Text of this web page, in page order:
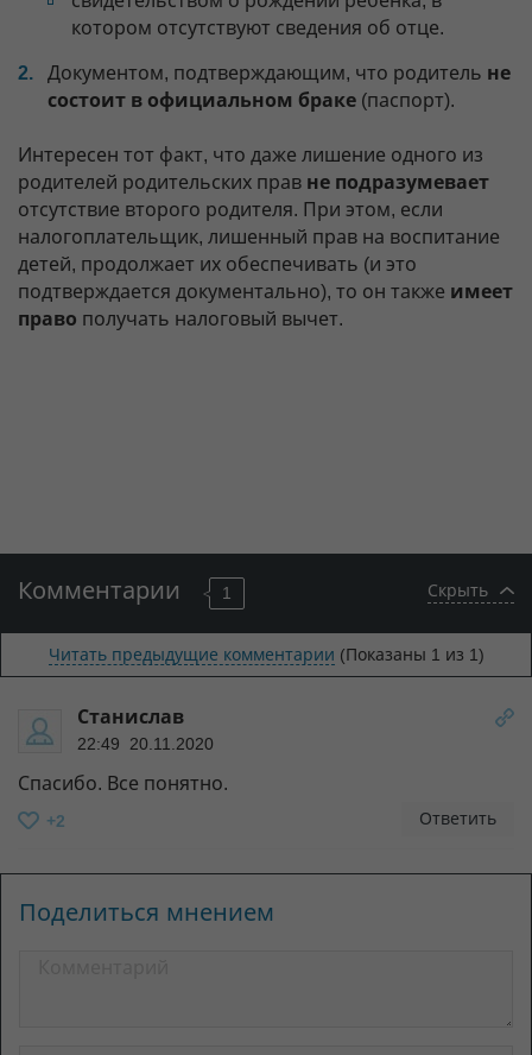
котором отсутствуют сведения об отце.
Документом, подтверждающим, что родитель не
состоит в официальном браке (паспорт).
Интересен тот факт, что даже лишение одного из
родителей родительских прав не подразумевает
отсутствие второго родителя. При этом, если
налогоплательщик, лишенный прав на воспитание
детей, продолжает их обеспечивать (и это
подтверждается документально), то он также имеет
право получать налоговый вычет.
Комментарии 1 Скрыть
Читать предыдущие комментарии (Показаны 1 из 1)
Станислав
22:49 20.11.2020
Спасибо. Все понятно.
+2 Ответить
Поделиться мнением